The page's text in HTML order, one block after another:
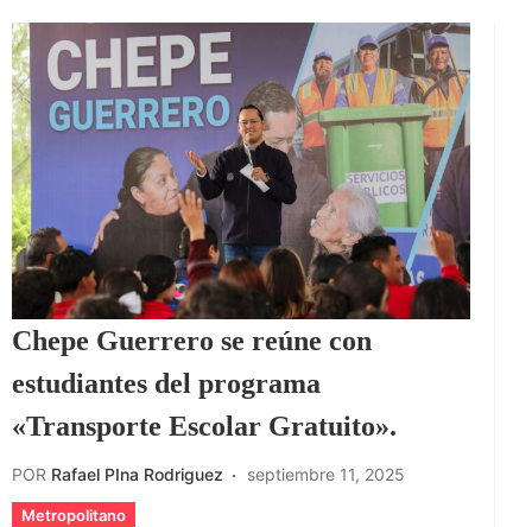
Chepe Guerrero se reúne con
estudiantes del programa
«Transporte Escolar Gratuito».
POR Rafael PIna Rodriguez septiembre 11, 2025
Metropolitano